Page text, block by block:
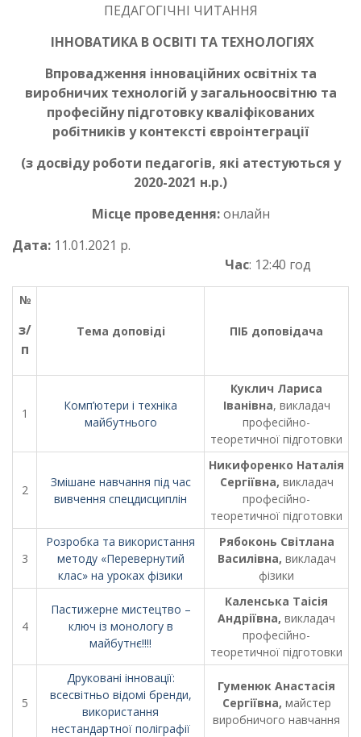
ПЕДАГОГІЧНІ ЧИТАННЯ
ІННОВАТИКА В ОСВІТІ ТА ТЕХНОЛОГІЯХ
Впровадження інноваційних освітніх та
виробничих технологій у загальноосвітню та
професійну підготовку кваліфікованих
робітників у контексті євроінтеграції
(з досвіду роботи педагогів, які атестуються у
2020-2021 н.р.)
Місце проведення:онлайн
Дата: 11.01.2021 р.
Час: 12:40 год
№
з/
п
Тема доповіді ПІБ доповідача
1
Комп’ютери і техніка
майбутнього
Куклич Лариса
Іванівна, викладач
професійно-
теоретичної підготовки
2
Змішане навчання під час
вивчення спецдисциплін
Никифоренко Наталія
Сергіївна, викладач
професійно-
теоретичної підготовки
3
Розробка та використання
методу «Перевернутий
клас» на уроках фізики
Рябоконь Світлана
Василівна, викладач
фізики
4
Пастижерне мистецтво –
ключ із монологу в
майбутнє!!!!
Каленська Таісія
Андріївна, викладач
професійно-
теоретичної підготовки
5
Друковані інновації:
всесвітньо відомі бренди,
використання
нестандартної поліграфії
Гуменюк Анастасія
Сергіївна, майстер
виробничого навчання